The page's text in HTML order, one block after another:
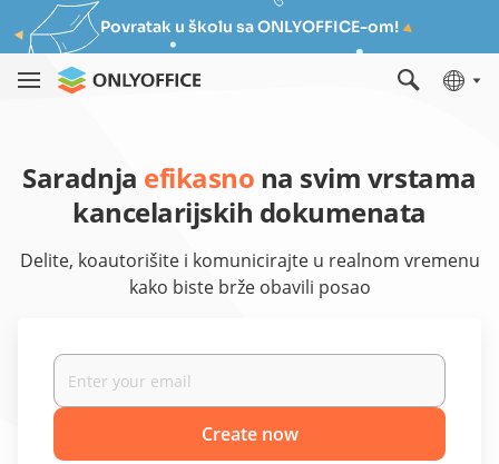
Povratak u školu sa ONLYOFFICE-om!
Saradnja efikasno na svim vrstama
kancelarijskih dokumenata
Delite, koautorišite i komunicirajte u realnom vremenu
kako biste brže obavili posao
Create now